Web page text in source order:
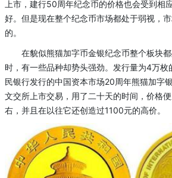
上市，建行50周年纪念币的价格也会受到相
好。但是现在整个纪念币市场都处于弱视，
的。
在貌似熊猫加字币金银纪念币整个板块都
时，有一些品种却势头强劲。发行量为4万枚
民银行发行的中国资本市场20周年熊猫加字
文交所上市交易，用了二十天的时间，价格
右，并且在以往它还创造过1100元的高价。